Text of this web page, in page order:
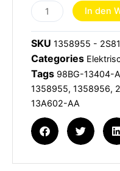
98-
02
Rückleuchte
rechts
Menge
In den
SKU 1358955 -
Categories
Tags 98BG-13404-
1358955, 1358956,
13A602-AA